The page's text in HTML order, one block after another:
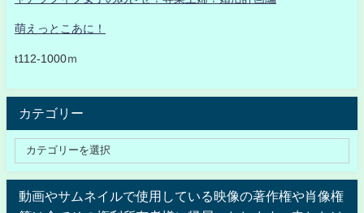
萌えっとこあに！
t112-1000ｍ
カテゴリー
動画やサムネイルで使用している映像の著作権や肖像権